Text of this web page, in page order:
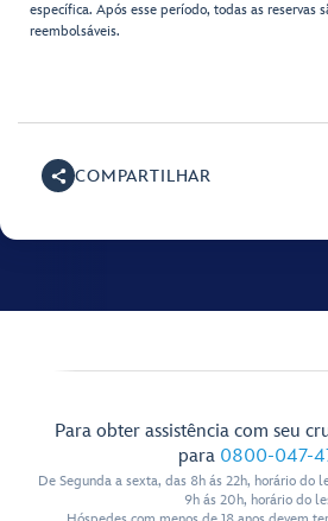
específica. Após esse período, todas as reservas
reembolsáveis.
COMPARTILHAR
Para obter assistência com seu
para 0800-047-
De Segunda a sexta, das 8h ás 22h, horário do
9h ás 20h, horário do